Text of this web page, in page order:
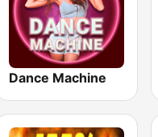
Dance Machine